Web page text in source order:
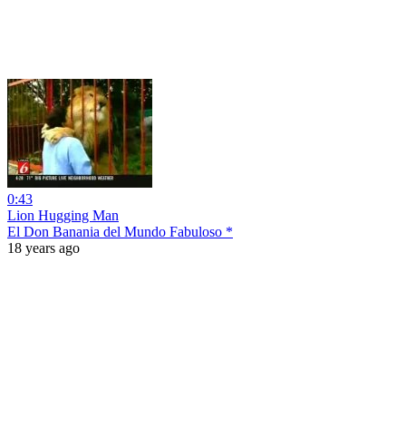
0:43
Lion Hugging Man
El Don Banania del Mundo Fabuloso *
18 years ago